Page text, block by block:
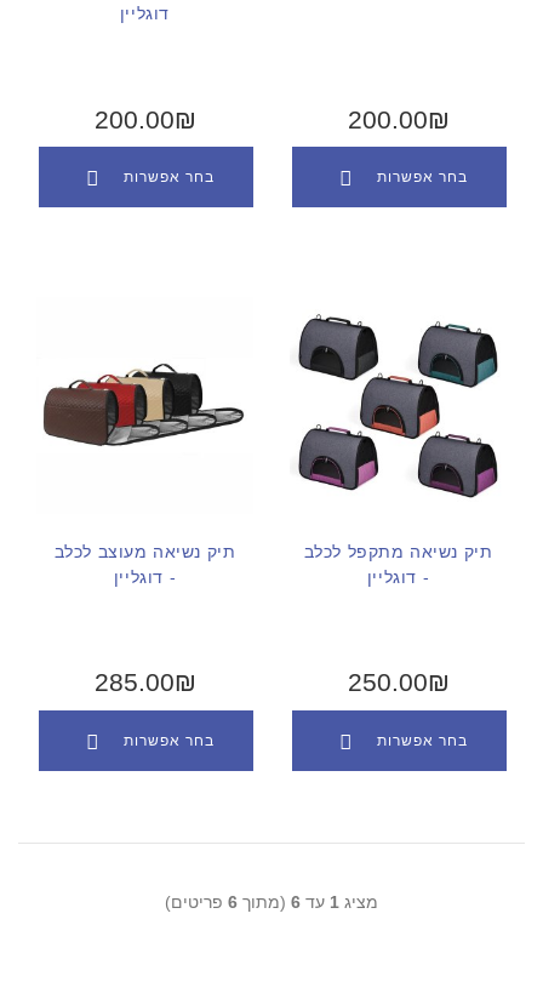
דוגליין
200.00₪
בחר אפשרות
200.00₪
בחר אפשרות
תיק נשיאה מעוצב לכלב
- דוגליין
285.00₪
בחר אפשרות
תיק נשיאה מתקפל לכלב
- דוגליין
250.00₪
בחר אפשרות
מציג 1 עד 6 (מתוך 6 פריטים)